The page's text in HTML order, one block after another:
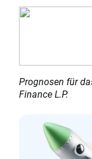
Prognosen für
Finance L.P.